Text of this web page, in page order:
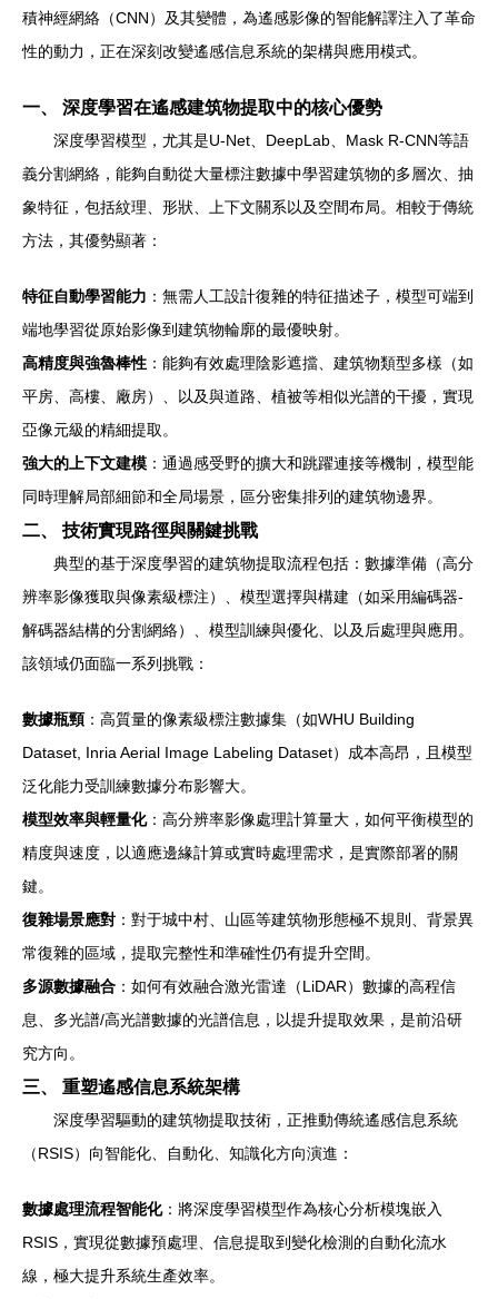
積神經網絡（CNN）及其變體，為遙感影像的智能解譯注入了革命
性的動力，正在深刻改變遙感信息系統的架構與應用模式。
一、 深度學習在遙感建筑物提取中的核心優勢
深度學習模型，尤其是U-Net、DeepLab、Mask R-CNN等語
義分割網絡，能夠自動從大量標注數據中學習建筑物的多層次、抽
象特征，包括紋理、形狀、上下文關系以及空間布局。相較于傳統
方法，其優勢顯著：
特征自動學習能力 ：無需人工設計復雜的特征描述子，模型可端到
端地學習從原始影像到建筑物輪廓的最優映射。
高精度與強魯棒性 ：能夠有效處理陰影遮擋、建筑物類型多樣（如
平房、高樓、廠房）、以及與道路、植被等相似光譜的干擾，實現
亞像元級的精細提取。
強大的上下文建模 ：通過感受野的擴大和跳躍連接等機制，模型能
同時理解局部細節和全局場景，區分密集排列的建筑物邊界。
二、 技術實現路徑與關鍵挑戰
典型的基于深度學習的建筑物提取流程包括：數據準備（高分
辨率影像獲取與像素級標注）、模型選擇與構建（如采用編碼器-
解碼器結構的分割網絡）、模型訓練與優化、以及后處理與應用。
該領域仍面臨一系列挑戰：
數據瓶頸 ：高質量的像素級標注數據集（如WHU Building
Dataset, Inria Aerial Image Labeling Dataset）成本高昂，且模型
泛化能力受訓練數據分布影響大。
模型效率與輕量化：高分辨率影像處理計算量大，如何平衡模型的
精度與速度，以適應邊緣計算或實時處理需求，是實際部署的關
鍵。
復雜場景應對 ：對于城中村、山區等建筑物形態極不規則、背景異
常復雜的區域，提取完整性和準確性仍有提升空間。
多源數據融合 ：如何有效融合激光雷達（LiDAR）數據的高程信
息、多光譜/高光譜數據的光譜信息，以提升提取效果，是前沿研
究方向。
三、 重塑遙感信息系統架構
深度學習驅動的建筑物提取技術，正推動傳統遙感信息系統
（RSIS）向智能化、自動化、知識化方向演進：
數據處理流程智能化：將深度學習模型作為核心分析模塊嵌入
RSIS，實現從數據預處理、信息提取到變化檢測的自動化流水
線，極大提升系統生產效率。